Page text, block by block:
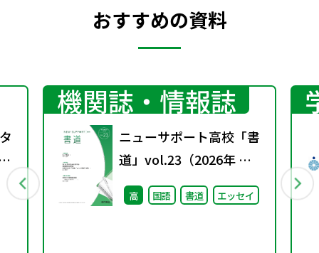
おすすめの資料
機関誌・情報誌
ニューサポート高校「書
道」vol.23（2026年 春
号）
高 国語 書道 エッセイ